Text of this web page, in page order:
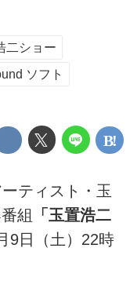
二ショー
ソフト
ティスト・玉
組
「玉置浩二
9日（土）22時